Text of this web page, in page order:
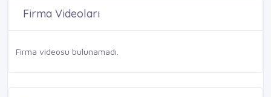
Firma Videoları
Firma videosu bulunamadı.